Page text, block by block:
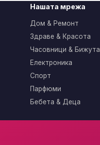
Нашата мрежа
Дом & Ремонт
Здраве & Красота
Часовници & Бижута
Електроника
Спорт
Парфюми
Бебета & Деца